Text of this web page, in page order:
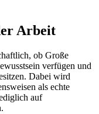
Arbeit
ob Große
verfügen und
Dabei wird
als echte
auf